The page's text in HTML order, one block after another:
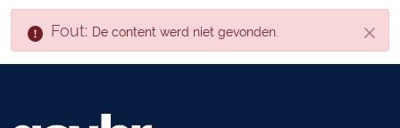
Fout: De content werd niet gevonden.